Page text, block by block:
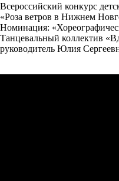
Всероссийский конкурс
«Роза ветров в Нижнем
Номинация:
Танцевальный коллектив
руководитель Юлия